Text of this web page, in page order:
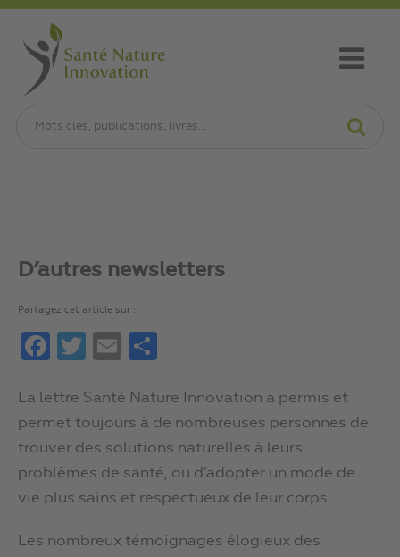
D’autres newsletters
Partagez cet article sur :
FacebookTwitterEmail
La lettre Santé Nature Innovation a permis et
permet toujours à de nombreuses personnes de
trouver des solutions naturelles à leurs
problèmes de santé, ou d’adopter un mode de
vie plus sains et respectueux de leur corps.
Les nombreux témoignages élogieux des